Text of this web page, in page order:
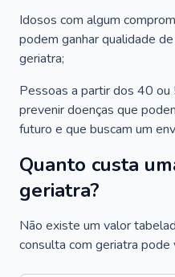
Idosos com algum
podem ganhar qualidade
geriatra;
Pessoas a partir dos 40
prevenir doenças que
futuro e que buscam um
Quanto custa
geriatra?
Não existe um valor
consulta com geriatra pode